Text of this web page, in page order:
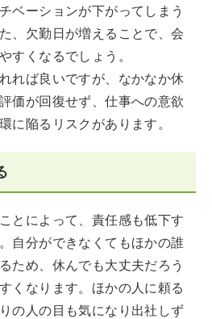
ベーションが下がってしまう
、欠勤日が増えることで、会
すくなるでしょう。
れば良いですが、なかなか休
価が回復せず、仕事への意欲
に陥るリスクがあります。
とによって、責任感も低下す
自分ができなくてもほかの誰
ため、休んでも大丈夫だろう
くなります。ほかの人に頼る
の人の目も気になり出社しず